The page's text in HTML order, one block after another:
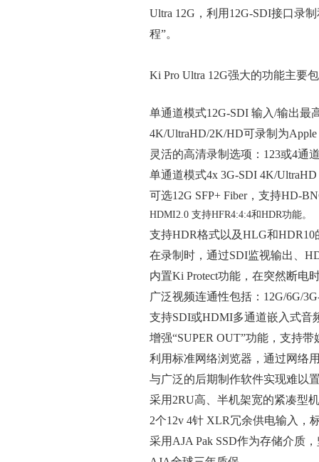
Ultra 12G，利用12G-SDI接口录
程”。
Ki Pro Ultra 12G强大的功能主要
单通道模式12G-SDI 输入/输出最
4K/UltraHD/2K/HD可录制为
灵活的高清录制选项：123或4通
单通道模式4x 3G-SDI 4K/
可选12G SFP+ Fiber，支持HD-
HDMI2.0 支持HFR4:4:4和HDR功能。
支持HDR格式以及HLG和HDR10
在录制时，通过SDI监视输出、
内置Ki Protect功能，在突然断电
广泛视频连通性包括：12G/6G/
支持SDI或HDMI多通道嵌入式音
增强“SUPER OUT”功能，支持
利用标准网络浏览器，通过网络
与广泛的后期制作软件实现难以
采用2RU高、半机架宽的紧凑型
2个12v 4针 XLR冗余供电输入，
采用AJA Pak SSD作为存储介质